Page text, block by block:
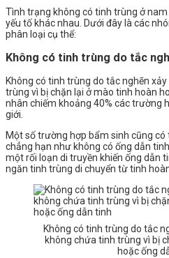
Tình trạng không có tinh trùng ở
yếu tố khác nhau. Dưới đây là các
phân loại cụ thể:
Không có tinh trùng do tắc
Không có tinh trùng do tắc nghẽn
trùng vì bị chặn lại ở mào tinh hoàn
nhân chiếm khoảng 40% các trường
giới.
Một số trường hợp bẩm sinh cũng có
chẳng hạn như không có ống dẫn
một rối loạn di truyền khiến ống dẫn
ngăn tinh trùng di chuyển từ tinh
Không có tinh trùng do tắc
không chứa tinh trùng vì bị
hoặc ống